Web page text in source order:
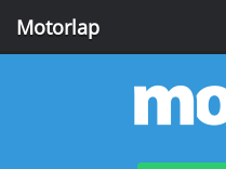
Motorlap